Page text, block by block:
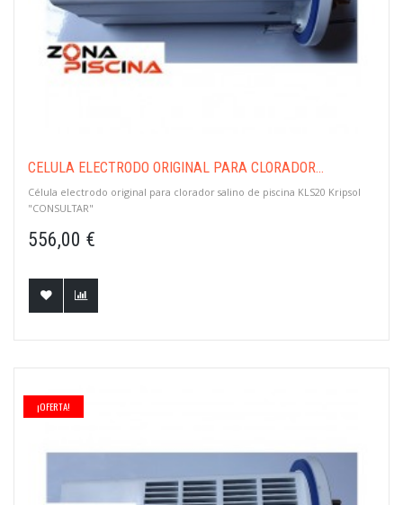
CÉLULA ELECTRODO ORIGINAL PARA CLORADOR...
Célula electrodo original para clorador salino de piscina KLS20 Kripsol
"CONSULTAR"
556,00 €
¡OFERTA!